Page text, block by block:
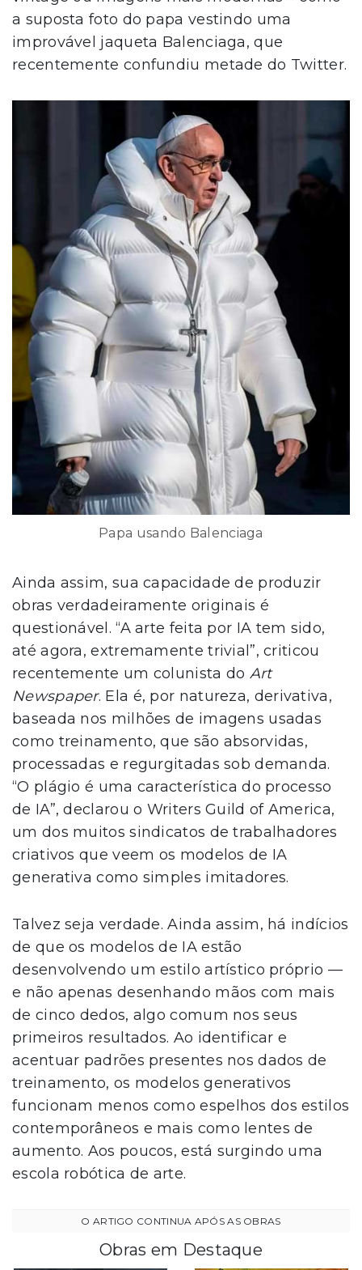
a suposta foto do papa vestindo uma
improvável jaqueta Balenciaga, que
recentemente confundiu metade do Twitter.
Papa usando Balenciaga
Ainda assim, sua capacidade de produzir
obras verdadeiramente originais é
questionável. “A arte feita por IA tem sido,
até agora, extremamente trivial”, criticou
recentemente um colunista do Art
Newspaper. Ela é, por natureza, derivativa,
baseada nos milhões de imagens usadas
como treinamento, que são absorvidas,
processadas e regurgitadas sob demanda.
“O plágio é uma característica do processo
de IA”, declarou o Writers Guild of America,
um dos muitos sindicatos de trabalhadores
criativos que veem os modelos de IA
generativa como simples imitadores.
Talvez seja verdade. Ainda assim, há indícios
de que os modelos de IA estão
desenvolvendo um estilo artístico próprio —
e não apenas desenhando mãos com mais
de cinco dedos, algo comum nos seus
primeiros resultados. Ao identificar e
acentuar padrões presentes nos dados de
treinamento, os modelos generativos
funcionam menos como espelhos dos estilos
contemporâneos e mais como lentes de
aumento. Aos poucos, está surgindo uma
escola robótica de arte.
Obras em Destaque